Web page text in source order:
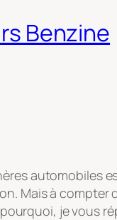
Benzine
automobiles
Mais à
je vous